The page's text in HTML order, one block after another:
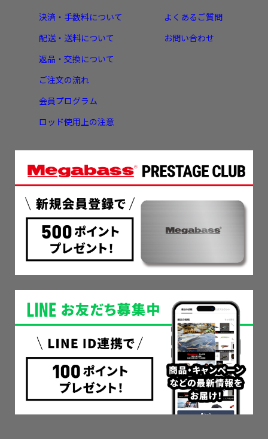
決済・手数料について
配送・送料について
返品・交換について
ご注文の流れ
会員プログラム
ロッド使用上の注意
よくあるご質問
お問い合わせ